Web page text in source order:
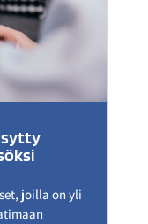
joilla on yli